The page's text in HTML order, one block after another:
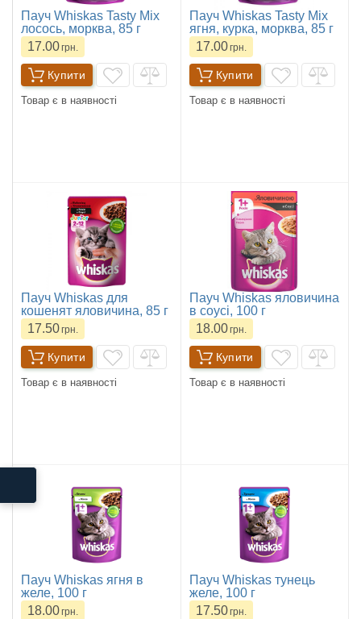
Пауч Whiskas Tasty Mix
лосось, морква, 85 г
17.00грн.
Купити
Товар є в наявності
Пауч Whiskas Tasty Mix
ягня, курка, морква, 85 г
17.00грн.
Купити
Товар є в наявності
Пауч Whiskas для
кошенят яловичина, 85 г
17.50грн.
Купити
Товар є в наявності
Пауч Whiskas яловичина
в соусі, 100 г
18.00грн.
Купити
Товар є в наявності
Пауч Whiskas ягня в
желе, 100 г
18.00грн.
Пауч Whiskas тунець
желе, 100 г
17.50грн.